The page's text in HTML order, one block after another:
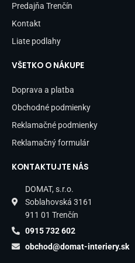
Predajňa Trenčín
Kontakt
Liate podlahy
VŠETKO O NÁKUPE
Doprava a platba
Obchodné podmienky
Reklamačné podmienky
Reklamačný formulár
KONTAKTUJTE NÁS
DOMAT, s.r.o.
Soblahovská 3161
911 01 Trenčín
0915 732 602
obchod@domat-interiery.sk